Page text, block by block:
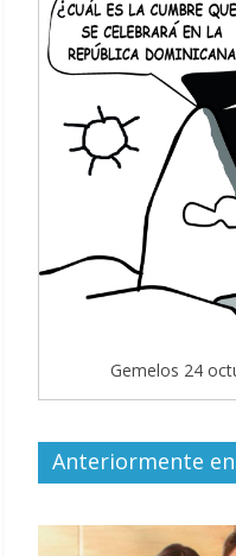
Gemelos 24
Anteriormente